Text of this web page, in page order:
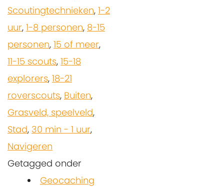
Scoutingtechnieken, 1-2
uur, 1-8 personen, 8-15
personen, 15 of meer,
11-15 scouts, 15-18
explorers, 18-21
roverscouts, Buiten,
Grasveld, speelveld,
Stad, 30 min - 1 uur,
Navigeren
Getagged onder
Geocaching